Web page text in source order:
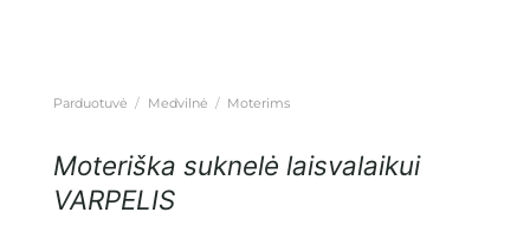
Parduotuvė / Medvilnė / Moterims
Moteriška suknelė laisvalaikui
VARPELIS